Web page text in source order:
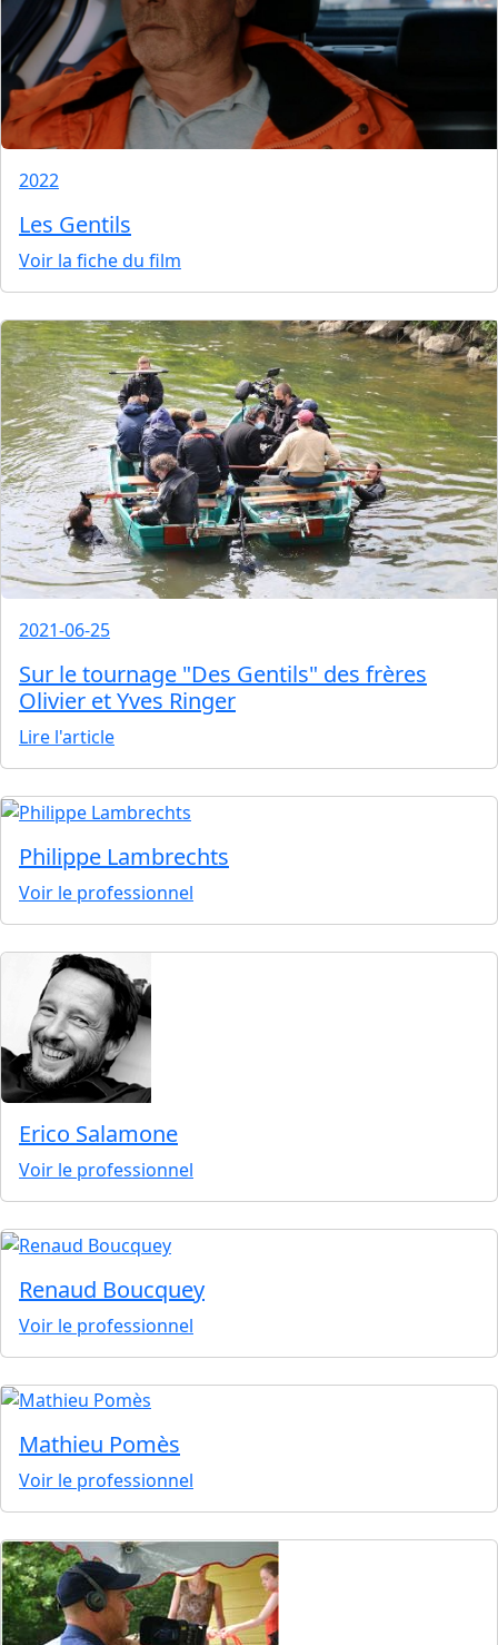
2022
Les Gentils
Voir la fiche du film
2021-06-25
Sur le tournage "Des Gentils" des frères
Olivier et Yves Ringer
Lire l'article
Philippe Lambrechts
Voir le professionnel
Erico Salamone
Voir le professionnel
Renaud Boucquey
Voir le professionnel
Mathieu Pomès
Voir le professionnel